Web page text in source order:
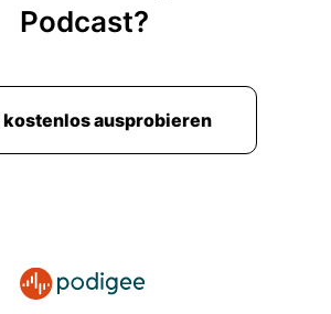
Podcast?
ausprobieren